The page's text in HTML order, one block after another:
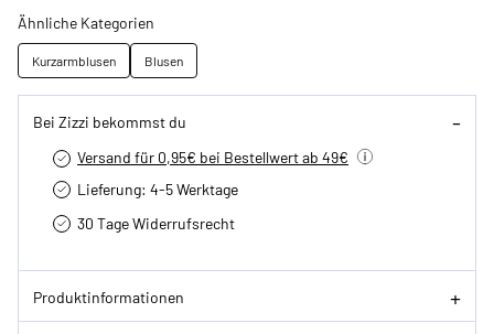
Ähnliche Kategorien
Kurzarmblusen Blusen
Bei Zizzi bekommst du
Versand für 0,95€ bei Bestellwert ab 49€
Lieferung: 4-5 Werktage
30 Tage Widerrufsrecht
Produktinformationen